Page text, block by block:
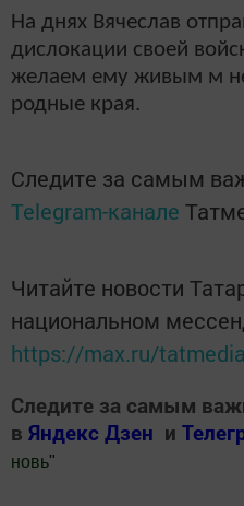
На днях Вячеслав
дислокации своей
желаем ему живым м
родные края.
Следите за самым
Telegram-канале
Читайте новости
национальном
https://max.ru/tatmedia
Следите за самым
в Яндекс Дзен и
новь"